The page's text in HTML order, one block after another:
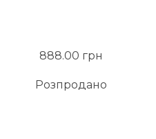
888.00 грн
Розпродано